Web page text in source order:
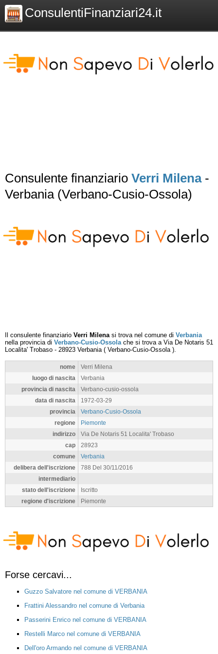
ConsulentiFinanziari24.it
Consulente finanziario Verri Milena-
Verbania (Verbano-Cusio-Ossola)
Il consulente finanziario Verri Milenasi trova nel comune di Verbania
nella provincia di Verbano-Cusio-Ossolache si trova a Via De Notaris 51
Localita' Trobaso - 28923 Verbania( Verbano-Cusio-Ossola).
nome
Verri Milena
luogo di nascita
Verbania
provincia di nascita
Verbano-cusio-ossola
data di nascita
1972-03-29
provincia
Verbano-Cusio-Ossola
regione
Piemonte
indirizzo
Via De Notaris 51 Localita' Trobaso
cap
28923
comune
Verbania
delibera dell'iscrizione
788 Del 30/11/2016
intermediario
stato dell'iscrizione
Iscritto
regione d'iscrizione
Piemonte
Forse cercavi...
Guzzo Salvatore nel comune di VERBANIA
Frattini Alessandro nel comune di Verbania
Passerini Enrico nel comune di VERBANIA
Restelli Marco nel comune di VERBANIA
Dell'oro Armando nel comune di VERBANIA